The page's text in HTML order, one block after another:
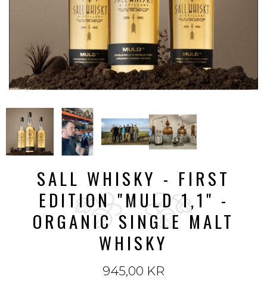
SALL WHISKY - FIRST
EDITION "MULD 1,1" -
ORGANIC SINGLE MALT
WHISKY
945,00 KR